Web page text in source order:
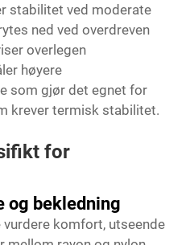
stabilitet ved moderate
ned ved overdreven
overlegen
høyere
som gjør det egnet for
krever termisk stabilitet.
for
og bekledning
komfort, utseende